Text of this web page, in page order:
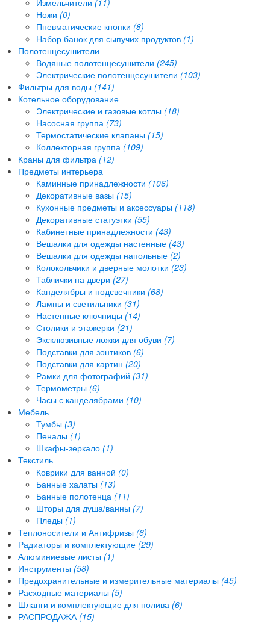
Ножи (0)
Пневматические кнопки (8)
Набор банок для сыпучих продуктов (1)
Полотенцесушители
Водяные полотенцесушители (245)
Электрические полотенцесушители (103)
Фильтры для воды (141)
Котельное оборудование
Электрические и газовые котлы (18)
Насосная группа (73)
Термостатические клапаны (15)
Коллекторная группа (109)
Краны для фильтра (12)
Предметы интерьера
Каминные принадлежности (106)
Декоративные вазы (15)
Кухонные предметы и аксессуары (118)
Декоративные статуэтки (55)
Кабинетные принадлежности (43)
Вешалки для одежды настенные (43)
Вешалки для одежды напольные (2)
Колокольчики и дверные молотки (23)
Таблички на двери (27)
Канделябры и подсвечники (68)
Лампы и светильники (31)
Настенные ключницы (14)
Столики и этажерки (21)
Эксклюзивные ложки для обуви (7)
Подставки для зонтиков (6)
Подставки для картин (20)
Рамки для фотографий (31)
Термометры (6)
Часы с канделябрами (10)
Мебель
Тумбы (3)
Пеналы (1)
Шкафы-зеркало (1)
Текстиль
Коврики для ванной (0)
Банные халаты (13)
Банные полотенца (11)
Шторы для душа/ванны (7)
Пледы (1)
Теплоносители и Антифризы (6)
Радиаторы и комплектующие (29)
Алюминиевые листы (1)
Инструменты (58)
Предохранительные и измерительные материалы (45)
Расходные материалы (5)
Шланги и комплектующие для полива (6)
РАСПРОДАЖА (15)